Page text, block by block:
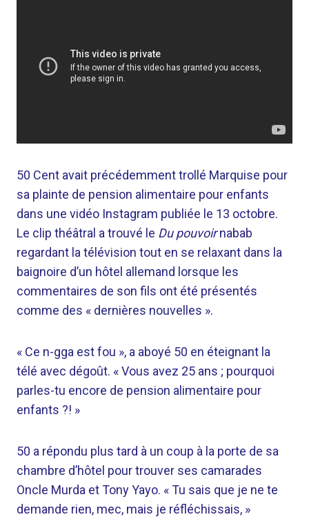
50 Cent avait précédemment trollé Marquise pour
sa plainte de pension alimentaire pour enfants
dans une vidéo Instagram publiée le 13 octobre.
Le clip théâtral a trouvé le Du pouvoirnabab
regardant la télévision tout en se relaxant dans la
baignoire d’un hôtel allemand lorsque les
commentaires de son fils ont été présentés
comme des « dernières nouvelles ».
« Ce n-gga est fou », a aboyé 50 en éteignant la
télé avec dégoût. « Vous avez 25 ans ; pourquoi
parles-tu encore de pension alimentaire pour
enfants ?! »
50 a répondu plus tard à un coup à la porte de sa
chambre d’hôtel pour trouver ses camarades
Oncle Murda et Tony Yayo. « Tu sais que je ne te
demande rien, mec, mais je réfléchissais, »